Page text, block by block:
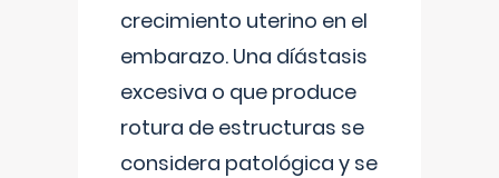
crecimiento uterino en el
embarazo. Una díástasis
excesiva o que produce
rotura de estructuras se
considera patológica y se